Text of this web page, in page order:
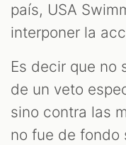
país, USA
interponer la
Es decir que no
de un veto
sino contra las
no fue de fondo